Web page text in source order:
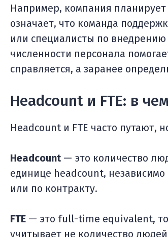
Например, компания планирует
означает, что команда
или специалисты по
численности персонала
справляется, а заранее
Headcount и FTE: в
Headcount и FTE часто путают,
Headcount— это количество
единице headcount,
или по контракту.
FTE — это full-time equivalent, то
учитывает не количество